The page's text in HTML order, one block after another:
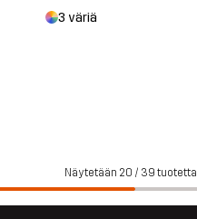
3 väriä
Näytetään 20 / 39 tuotetta